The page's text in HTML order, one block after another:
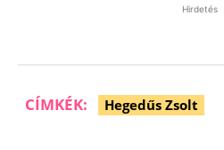
Hirdetés
CÍMKÉK: Hegedűs Zsolt